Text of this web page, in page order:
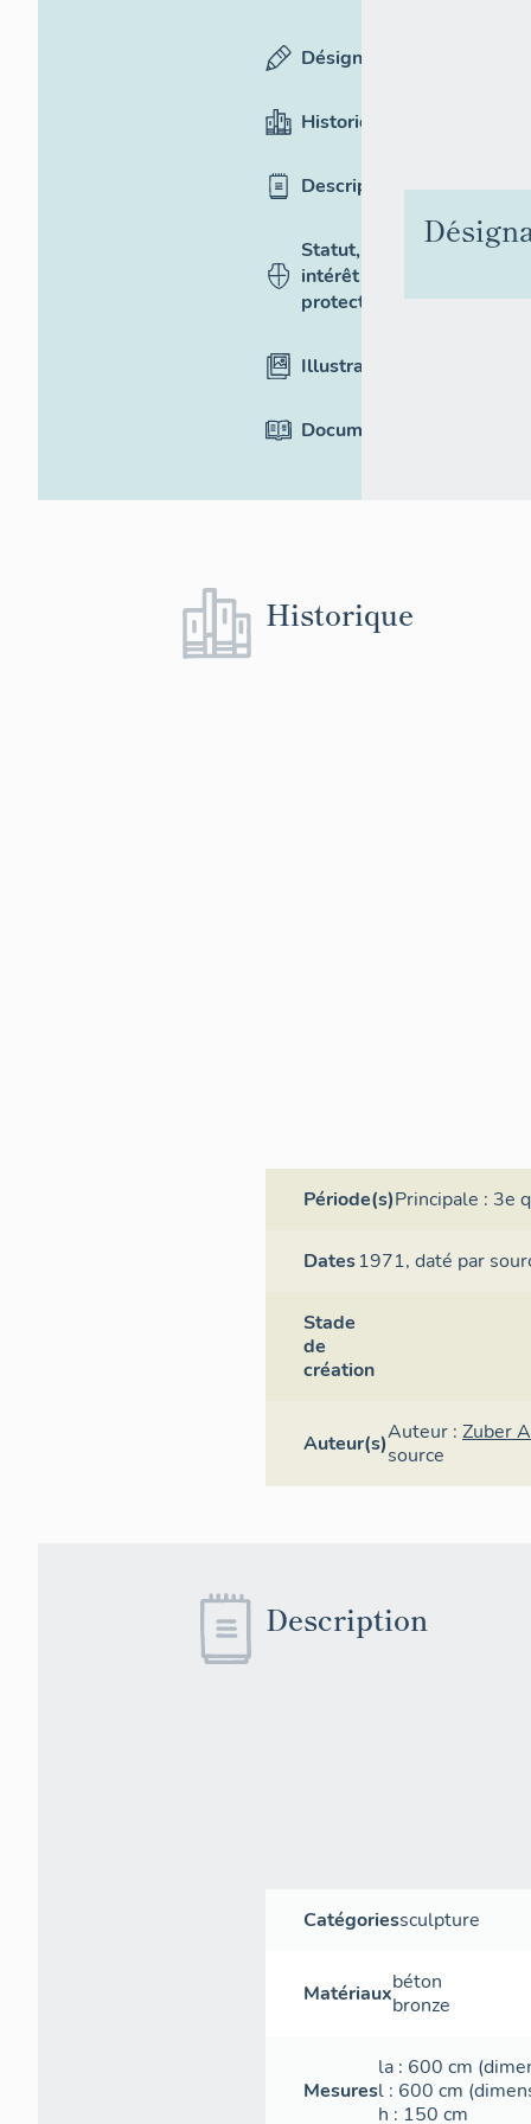
Désignation
Historique
Description
Statut,
intérêt et
protection
Illustrations
Documentation
Historique
Période(s)Principale : 3e
Dates1971,daté par
Stade
de
création
Auteur(s)Auteur : Zuber
source
Description
Catégoriessculpture
Matériauxbéton
bronze
Mesures
la : 600 cm
l : 600 cm
h : 150 cm